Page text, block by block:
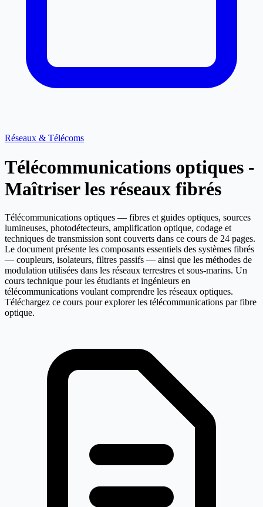
Réseaux & Télécoms
Télécommunications optiques -
Maîtriser les réseaux fibrés
Télécommunications optiques — fibres et guides optiques, sources
lumineuses, photodétecteurs, amplification optique, codage et
techniques de transmission sont couverts dans ce cours de 24 pages.
Le document présente les composants essentiels des systèmes fibrés
— coupleurs, isolateurs, filtres passifs — ainsi que les méthodes de
modulation utilisées dans les réseaux terrestres et sous-marins. Un
cours technique pour les étudiants et ingénieurs en
télécommunications voulant comprendre les réseaux optiques.
Téléchargez ce cours pour explorer les télécommunications par fibre
optique.